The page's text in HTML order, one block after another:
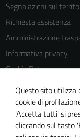
Segnalazioni sul
Richiesta assistenza
Amministrazione
Informativa privacy
Cookie Policy
Note legali
Dichiarazione di
Piano di
Statistiche sito web
Questo sito utilizza
cookie di
'Accetta tutti' si
cliccando sul tasto